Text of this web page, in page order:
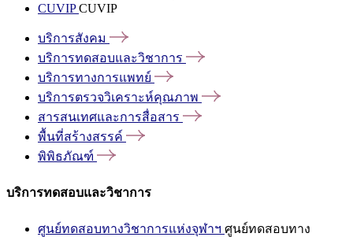
CUVIPCUVIP
บริการสังคม
บริการทดสอบและวิชาการ
บริการทางการแพทย์
บริการตรวจวิเคราะห์คุณภาพ
สารสนเทศและการสื่อสาร
พื้นที่สร้างสรรค์
พิพิธภัณฑ์
บริการทดสอบและวิชาการ
ศูนย์ทดสอบทางวิชาการแห่งจุฬาฯ ศูนย์ทดสอบทาง